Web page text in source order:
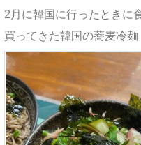
2月に韓国に行ったときに
買ってきた韓国の蕎麦冷麺